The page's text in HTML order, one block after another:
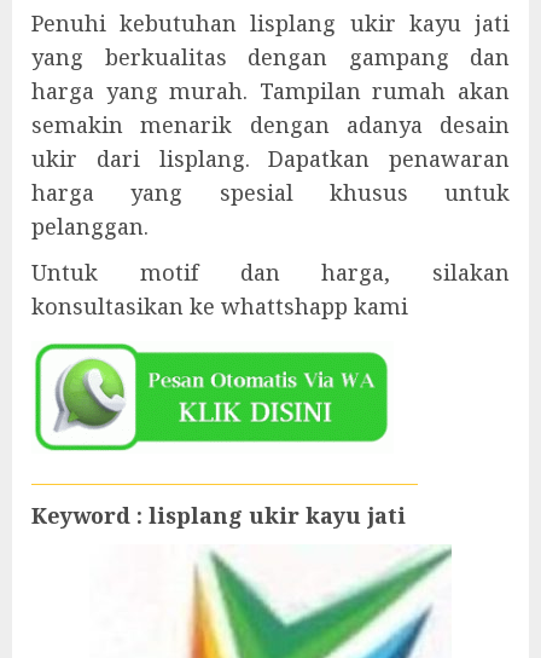
Penuhi kebutuhan lisplang ukir kayu jati
yang berkualitas dengan gampang dan
harga yang murah. Tampilan rumah akan
semakin menarik dengan adanya desain
ukir dari lisplang. Dapatkan penawaran
harga yang spesial khusus untuk
pelanggan.
Untuk motif dan harga, silakan
konsultasikan ke whattshapp kami
Keyword : lisplang ukir kayu jati